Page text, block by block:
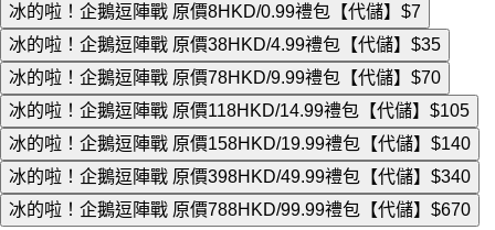
冰的啦！企鵝逗陣戰 原價8HKD/0.99禮包【代儲】 $7
冰的啦！企鵝逗陣戰 原價38HKD/4.99禮包【代儲】 $35
冰的啦！企鵝逗陣戰 原價78HKD/9.99禮包【代儲】 $70
冰的啦！企鵝逗陣戰 原價118HKD/14.99禮包【代儲】 $105
冰的啦！企鵝逗陣戰 原價158HKD/19.99禮包【代儲】 $140
冰的啦！企鵝逗陣戰 原價398HKD/49.99禮包【代儲】 $340
冰的啦！企鵝逗陣戰 原價788HKD/99.99禮包【代儲】 $670